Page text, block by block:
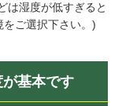
は湿度が低すぎると
ご選択下さい。)
基本です